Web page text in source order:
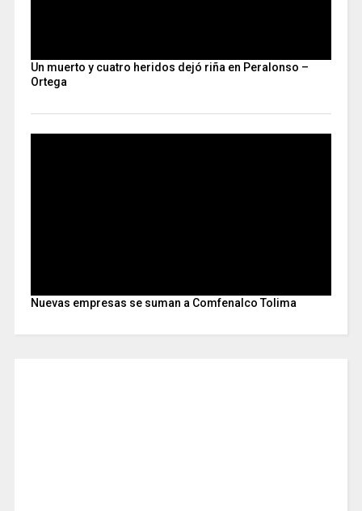
Un muerto y cuatro heridos dejó riña en Peralonso –
Ortega
Nuevas empresas se suman a Comfenalco Tolima